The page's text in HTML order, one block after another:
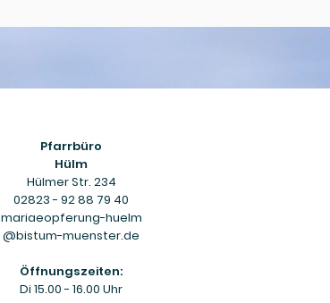
Pfarrbüro
Hülm
Hülmer Str. 234
02823 - 92 88 79 40
mariaeopferung-huelm
@bistum-muenster.de
Öffnungszeiten:
Di 15.00 - 16.00 Uhr